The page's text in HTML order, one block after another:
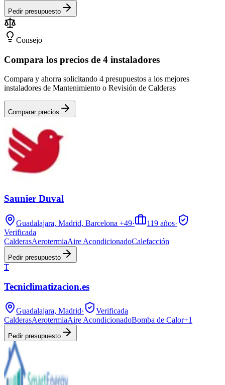
Pedir presupuesto
Consejo
Compara los precios de 4 instaladores
Compara y ahorra solicitando 4 presupuestos a los mejores
instaladores de Mantenimiento o Revisión de Calderas
Comparar precios
Saunier Duval
Guadalajara, Madrid, Barcelona +49· 119 años·
Verificada
CalderasAerotermiaAire AcondicionadoCalefacción
Pedir presupuesto
T
Tecniclimatizacion.es
Guadalajara, Madrid·
Verificada
CalderasAerotermiaAire AcondicionadoBomba de Calor+1
Pedir presupuesto